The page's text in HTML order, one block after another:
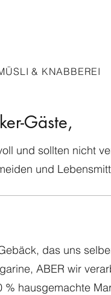
Gäste,
und sollten nicht
und
das uns
ABER wir
% hausgemachte
& KNABBEREI